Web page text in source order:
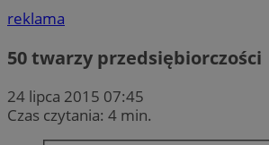
reklama
50 twarzy przedsiębiorczości
24 lipca 2015 07:45
Czas czytania: 4 min.